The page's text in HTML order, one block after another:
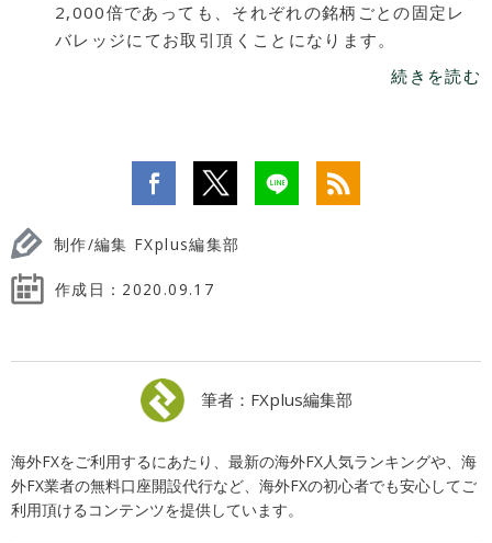
2,000倍であっても、それぞれの銘柄ごとの固定レ
バレッジにてお取引頂くことになります。
続きを読む
制作/編集 FXplus編集部
作成日： 2020.09.17
筆者：FXplus編集部
海外FXをご利用するにあたり、最新の海外FX人気ランキングや、海
外FX業者の無料口座開設代行など、海外FXの初心者でも安心してご
利用頂けるコンテンツを提供しています。